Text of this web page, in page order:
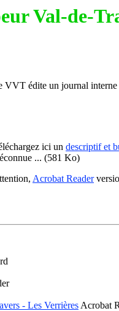
Val-de-
VVT édite un journal interne
ici un descriptif et
... (581 Ko)
Acrobat Reader
- Les Verrières Acrobat